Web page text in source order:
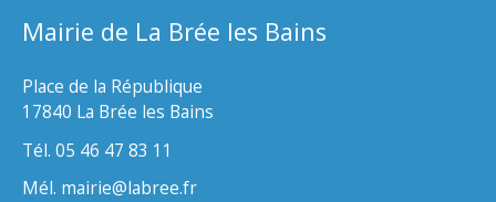
Mairie de La Brée les Bains
Place de la République
17840 La Brée les Bains
Tél. 05 46 47 83 11
Mél. mairie@labree.fr